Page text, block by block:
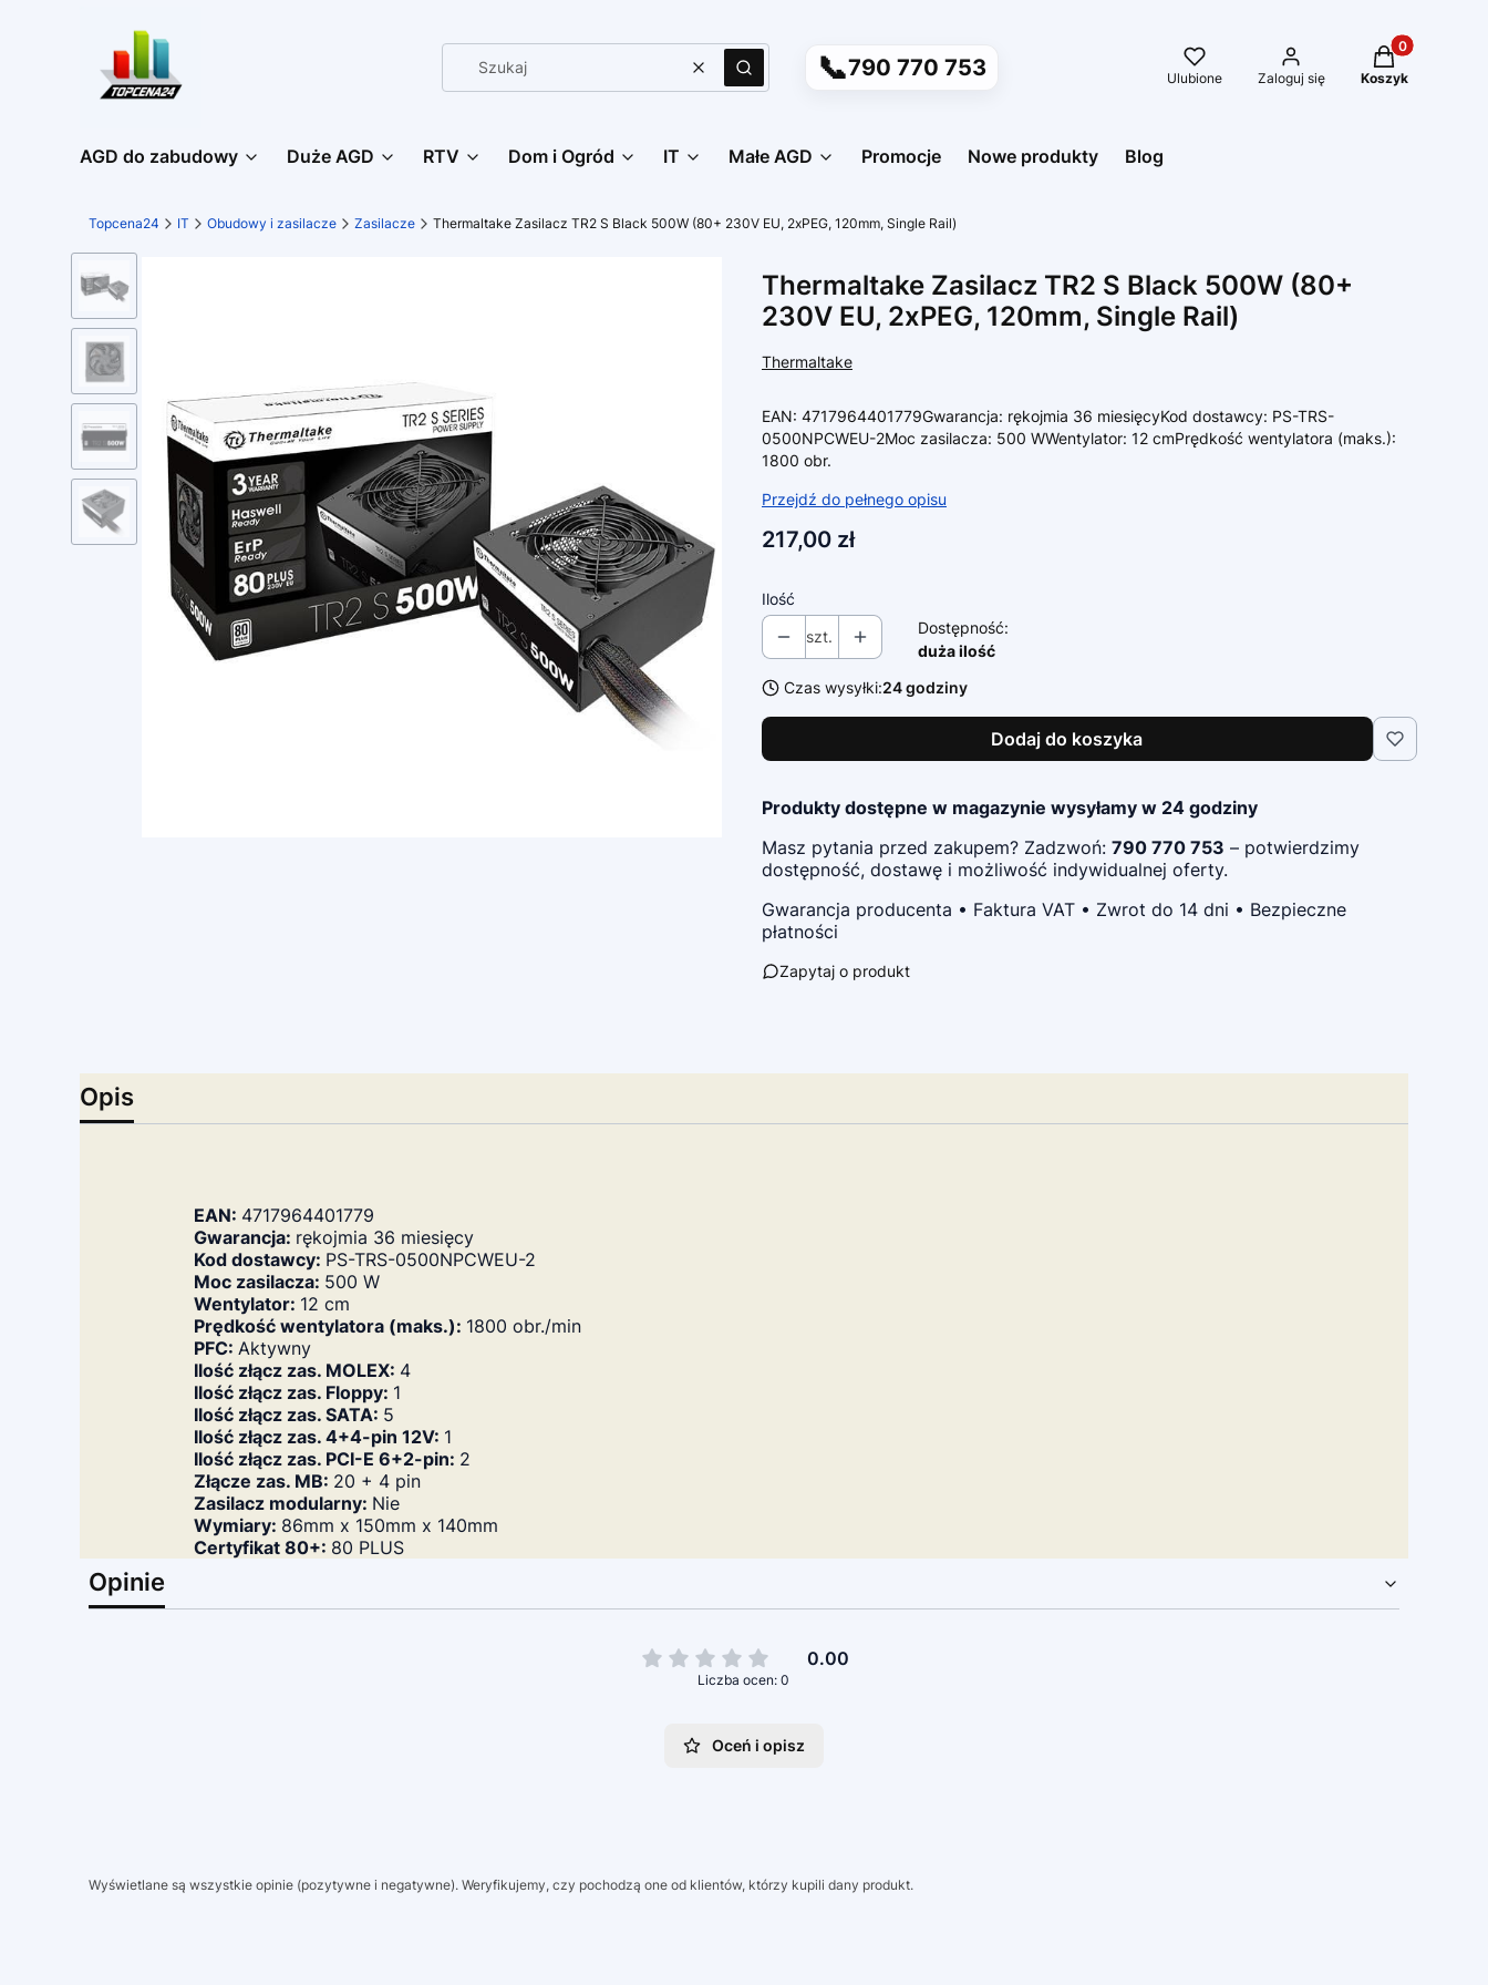
WyczyśćSzukaj 📞790 770 753 Ulubione Zaloguj się
Produkty w
Koszyk
AGD do zabudowy Duże AGD RTV Dom i Ogród IT Małe AGD Promocje Nowe produkty Blog
Topcena24 IT Obudowy i zasilacze Zasilacze Thermaltake Zasilacz TR2 S Black 500W (80+ 230V EU, 2xPEG, 120mm, Single Rail)
Thermaltake Zasilacz TR2 S Black 500W (80+
230V EU, 2xPEG, 120mm, Single Rail)
Thermaltake
EAN: 4717964401779Gwarancja: rękojmia 36 miesięcyKod dostawcy: PS-TRS-
0500NPCWEU-2Moc zasilacza: 500 WWentylator: 12 cmPrędkość wentylatora (maks.):
1800 obr.
Przejdź do pełnego opisu
Cena
217,00 zł
Ilość
szt.
Dostępność:
duża ilość
Czas wysyłki:24 godziny
Dodaj do koszyka
Produkty dostępne w magazynie wysyłamy w 24 godziny
Masz pytania przed zakupem? Zadzwoń: 790 770 753 – potwierdzimy
dostępność, dostawę i możliwość indywidualnej oferty.
Gwarancja producenta • Faktura VAT • Zwrot do 14 dni • Bezpieczne
płatności
Zapytaj o produkt
Opis
EAN: 4717964401779
Gwarancja: rękojmia 36 miesięcy
Kod dostawcy: PS-TRS-0500NPCWEU-2
Moc zasilacza: 500 W
Wentylator: 12 cm
Prędkość wentylatora (maks.): 1800 obr./min
PFC: Aktywny
Ilość złącz zas. MOLEX: 4
Ilość złącz zas. Floppy: 1
Ilość złącz zas. SATA: 5
Ilość złącz zas. 4+4-pin 12V: 1
Ilość złącz zas. PCI-E 6+2-pin: 2
Złącze zas. MB: 20 + 4 pin
Zasilacz modularny: Nie
Wymiary: 86mm x 150mm x 140mm
Certyfikat 80+: 80 PLUS
Opinie
0.00
Liczba ocen: 0
Oceń i opisz
Wyświetlane są wszystkie opinie (pozytywne i negatywne). Weryfikujemy, czy pochodzą one od klientów, którzy kupili dany produkt.